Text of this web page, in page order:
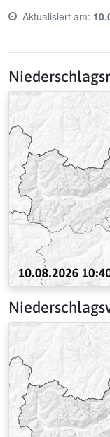
Last update time:
Aktualisiert am: